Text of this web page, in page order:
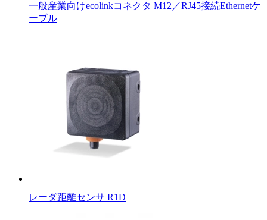
一般産業向けecolinkコネクタ M12／RJ45接続Ethernetケ
ーブル
レーダ距離センサ R1D